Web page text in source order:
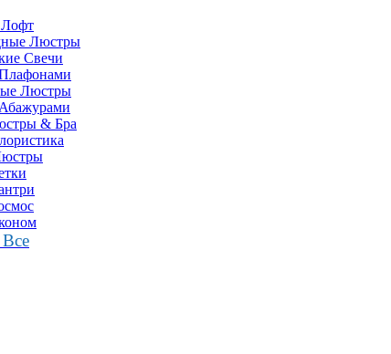
Люстры
Свечи
Люстры
& Бра